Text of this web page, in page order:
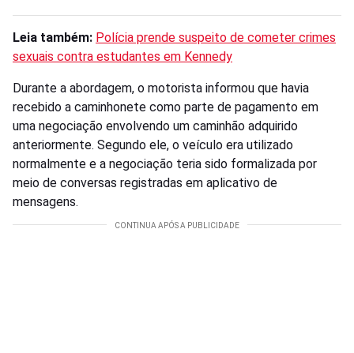
Leia também: Polícia prende suspeito de cometer crimes
sexuais contra estudantes em Kennedy
Durante a abordagem, o motorista informou que havia
recebido a caminhonete como parte de pagamento em
uma negociação envolvendo um caminhão adquirido
anteriormente. Segundo ele, o veículo era utilizado
normalmente e a negociação teria sido formalizada por
meio de conversas registradas em aplicativo de
mensagens.